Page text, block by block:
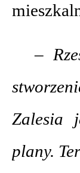
–
Zalesia
plany.